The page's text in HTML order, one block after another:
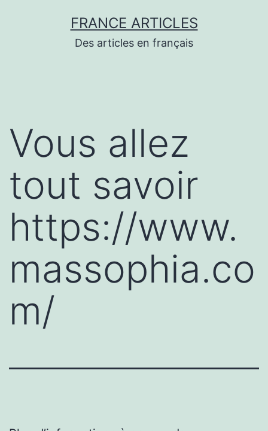
FRANCE ARTICLES
Des articles en français
Vous allez
tout savoir
https://www.
massophia.co
m/